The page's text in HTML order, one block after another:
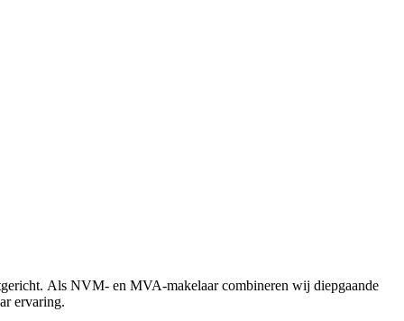
Als NVM- en MVA-makelaar combineren wij diepgaande
ervaring.